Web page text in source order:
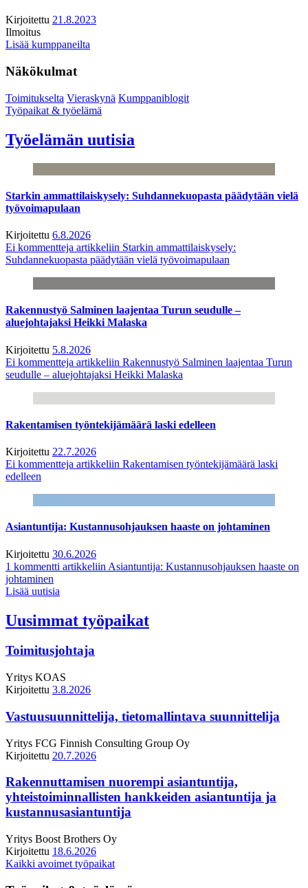
Kirjoitettu 21.8.2023
Ilmoitus
Lisää kumppaneilta
Näkökulmat
Toimitukselta Vieraskynä Kumppaniblogit
Työpaikat & työelämä
Työelämän uutisia
Starkin ammattilaiskysely: Suhdannekuopasta päädytään vielä
työvoimapulaan
Kirjoitettu 6.8.2026
Ei kommentteja artikkeliin Starkin ammattilaiskysely:
Suhdannekuopasta päädytään vielä työvoimapulaan
Rakennustyö Salminen laajentaa Turun seudulle –
aluejohtajaksi Heikki Malaska
Kirjoitettu 5.8.2026
Ei kommentteja artikkeliin Rakennustyö Salminen laajentaa Turun
seudulle – aluejohtajaksi Heikki Malaska
Rakentamisen työntekijämäärä laski edelleen
Kirjoitettu 22.7.2026
Ei kommentteja artikkeliin Rakentamisen työntekijämäärä laski
edelleen
Asiantuntija: Kustannusohjauksen haaste on johtaminen
Kirjoitettu 30.6.2026
1 kommentti artikkeliin Asiantuntija: Kustannusohjauksen haaste on
johtaminen
Lisää uutisia
Uusimmat työpaikat
Toimitusjohtaja
Yritys KOAS
Kirjoitettu 3.8.2026
Vastuusuunnittelija, tietomallintava suunnittelija
Yritys FCG Finnish Consulting Group Oy
Kirjoitettu 20.7.2026
Rakennuttamisen nuorempi asiantuntija,
yhteistoiminnallisten hankkeiden asiantuntija ja
kustannusasiantuntija
Yritys Boost Brothers Oy
Kirjoitettu 18.6.2026
Kaikki avoimet työpaikat